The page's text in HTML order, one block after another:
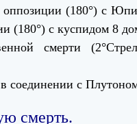
(180°) с
(180°) с куспидом 8
смерти
с
смерть.